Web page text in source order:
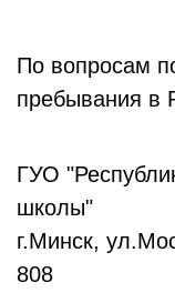
По вопросам
пребывания в
ГУО
школы"
г.Минск,
808